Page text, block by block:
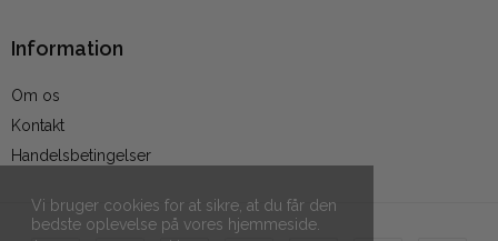
Vi bruger cookies for at sikre, at du får den
bedste oplevelse på vores hjemmeside.
Information
Om os
Kontakt
Handelsbetingelser